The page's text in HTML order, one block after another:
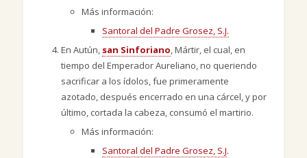
Más información:
Santoral del Padre Grosez, S.J.
En Autún, san Sinforiano, Mártir, el cual, en
tiempo del Emperador Aureliano, no queriendo
sacrificar a los ídolos, fue primeramente
azotado, después encerrado en una cárcel, y por
último, cortada la cabeza, consumó el martirio.
Más información:
Santoral del Padre Grosez, S.J.